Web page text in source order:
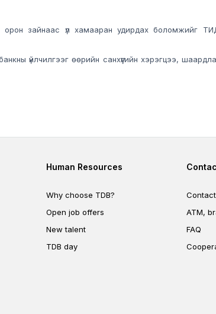
орон зайнаас үл хамааран удирдах боломжийг
үйлчилгээг өөрийн санхүүгийн хэрэгцээ,
Footer second
Human Resources
Why choose TDB?
Open job offers
New talent
TDB day
ATM,
FAQ